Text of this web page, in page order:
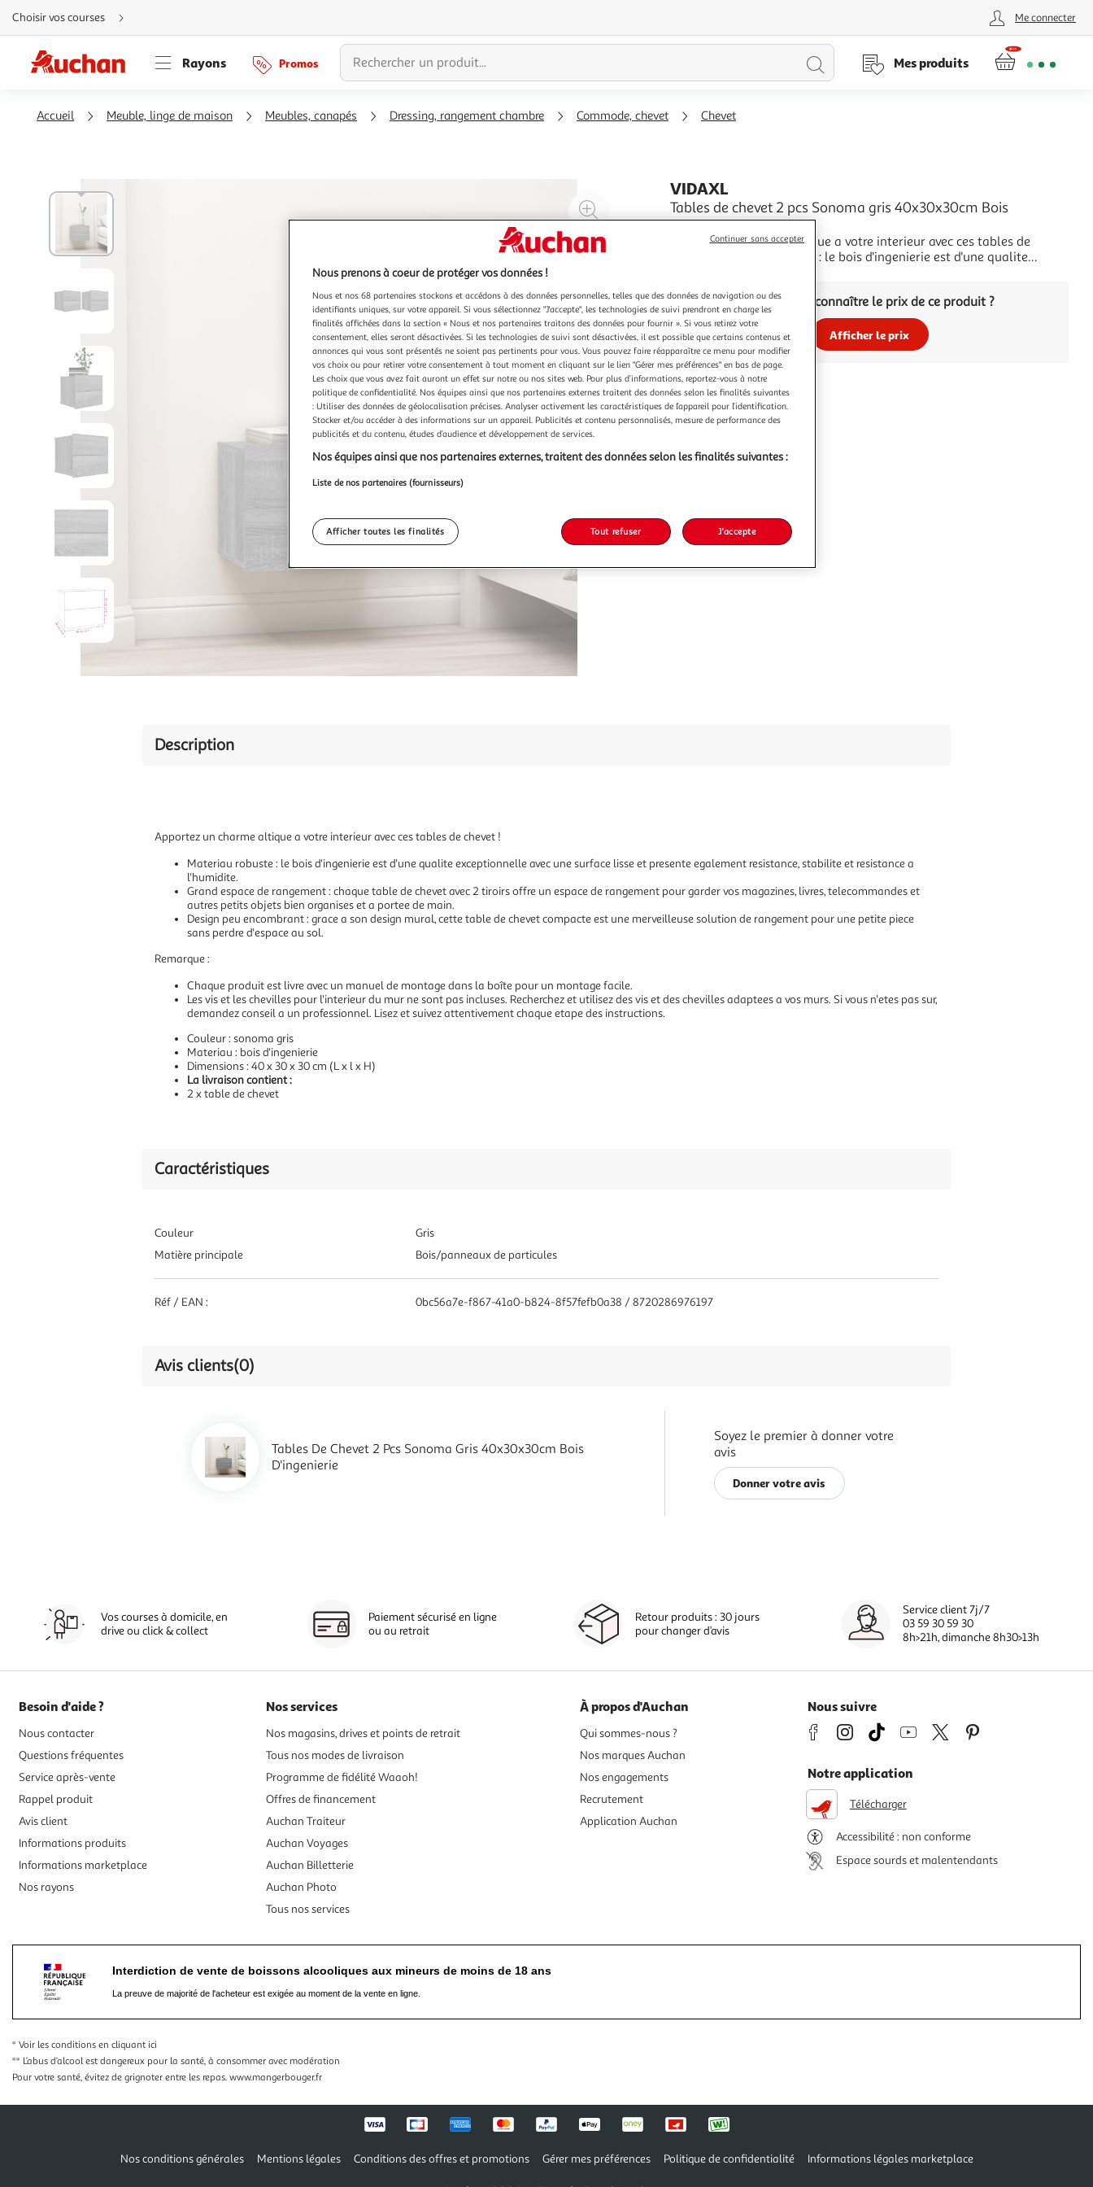
Aller
directement
au
Aller
directement
à
Aller
directement
Choisir vos courses Me connecter
Rayons Promos
Lancer
Mes produits
Accueil Meuble, linge de maison Meubles, canapés Dressing, rangement chambre Commode, chevet Chevet
Agrandir
l'illustration
à
Réduire
à
100
%
Partager
le
produit
VIDAXL
Tables de chevet 2 pcs Sonoma gris 40x30x30cm Bois
d'ingenierie
Apportez un charme altique a votre interieur avec ces tables de
chevet ! Materiau robuste : le bois d'ingenierie est d'une qualite
resistance, stabilite et resistance a l'humidite.Grand espace de
rangement : chaque table de chevet avec 2 ti
Vous voulez connaître le prix de ce produit ?
Afficher le prix
Description
Apportez un charme altique a votre interieur avec ces tables de chevet !
Materiau robuste : le bois d'ingenierie est d'une qualite exceptionnelle avec une surface lisse et presente egalement resistance, stabilite et resistance a
l'humidite.
Grand espace de rangement : chaque table de chevet avec 2 tiroirs offre un espace de rangement pour garder vos magazines, livres, telecommandes et
autres petits objets bien organises et a portee de main.
Design peu encombrant : grace a son design mural, cette table de chevet compacte est une merveilleuse solution de rangement pour une petite piece
sans perdre d'espace au sol.
Remarque :
Chaque produit est livre avec un manuel de montage dans la boîte pour un montage facile.
Les vis et les chevilles pour l'interieur du mur ne sont pas incluses. Recherchez et utilisez des vis et des chevilles adaptees a vos murs. Si vous n'etes pas sur,
demandez conseil a un professionnel. Lisez et suivez attentivement chaque etape des instructions.
Couleur : sonoma gris
Materiau : bois d'ingenierie
Dimensions : 40 x 30 x 30 cm (L x l x H)
La livraison contient :
2 x table de chevet
Caractéristiques
Couleur
Gris
Matière principale
Bois/panneaux de particules
Réf / EAN : 0bc56a7e-f867-41a0-b824-8f57fefb0a38 / 8720286976197
Avis clients(0)
Tables De Chevet 2 Pcs Sonoma Gris 40x30x30cm Bois
D'ingenierie
Soyez le premier à donner votre
avis
Donner votre avis
Vos courses à domicile, en
drive ou click & collect
Paiement sécurisé en ligne
ou au retrait
Retour produits : 30 jours
pour changer d’avis
Service client 7j/7
03 59 30 59 30
8h>21h, dimanche 8h30>13h
Besoin d'aide ?
Nous contacter
Questions fréquentes
Service après-vente
Rappel produit
Avis client
Informations produits
Informations marketplace
Nos rayons
Nos services
Nos magasins, drives et points de retrait
Tous nos modes de livraison
Programme de fidélité Waaoh!
Offres de financement
Auchan Traiteur
Auchan Voyages
Auchan Billetterie
Auchan Photo
Tous nos services
À propos d'Auchan
Qui sommes-nous ?
Nos marques Auchan
Nos engagements
Recrutement
Application Auchan
Nous suivre
Notre application
Télécharger
Accessibilité : non conforme
Espace sourds et malentendants
Interdiction de vente de boissons alcooliques aux mineurs de moins de 18 ans
La preuve de majorité de l'acheteur est exigée au moment de la vente en ligne.
* Voir les conditions en cliquant ici
** L’abus d’alcool est dangereux pour la santé, à consommer avec modération
Pour votre santé, évitez de grignoter entre les repas. www.mangerbouger.fr
Nos conditions générales Mentions légales Conditions des offres et promotions Gérer mes préférences Politique de confidentialité Informations légales marketplace
Nous prenons à coeur de protéger vos données !
Nous et nos 68 partenaires stockons et accédons à des données personnelles, telles que des données de navigation ou des
identifiants uniques, sur votre appareil. Si vous sélectionnez "J'accepte", les technologies de suivi prendront en charge les
finalités affichées dans la section « Nous et nos partenaires traitons des données pour fournir ». Si vous retirez votre
consentement, elles seront désactivées. Si les technologies de suivi sont désactivées, il est possible que certains contenus et
annonces qui vous sont présentés ne soient pas pertinents pour vous. Vous pouvez faire réapparaître ce menu pour modifier
vos choix ou pour retirer votre consentement à tout moment en cliquant sur le lien "Gérer mes préférences" en bas de page.
Les choix que vous avez fait auront un effet sur notre ou nos sites web. Pour plus d’informations, reportez-vous à notre
politique de confidentialité. Nos équipes ainsi que nos partenaires externes traitent des données selon les finalités suivantes
: Utiliser des données de géolocalisation précises. Analyser activement les caractéristiques de l’appareil pour l’identification.
Stocker et/ou accéder à des informations sur un appareil. Publicités et contenu personnalisés, mesure de performance des
publicités et du contenu, études d’audience et développement de services.
Nos équipes ainsi que nos partenaires externes, traitent des données selon les finalités suivantes :
Liste de nos partenaires (fournisseurs)
Afficher toutes les finalités Tout refuser J'accepte
Continuer sans accepter